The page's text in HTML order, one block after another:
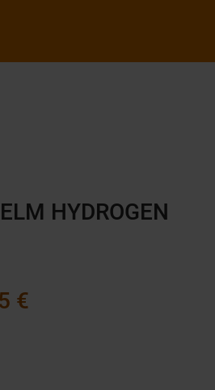
HYDROGEN
€